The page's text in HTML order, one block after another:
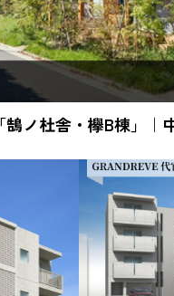
ノ杜舎・欅B棟」｜